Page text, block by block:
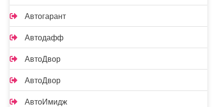
Автогарант
Автодафф
АвтоДвор
АвтоДвор
АвтоИмидж